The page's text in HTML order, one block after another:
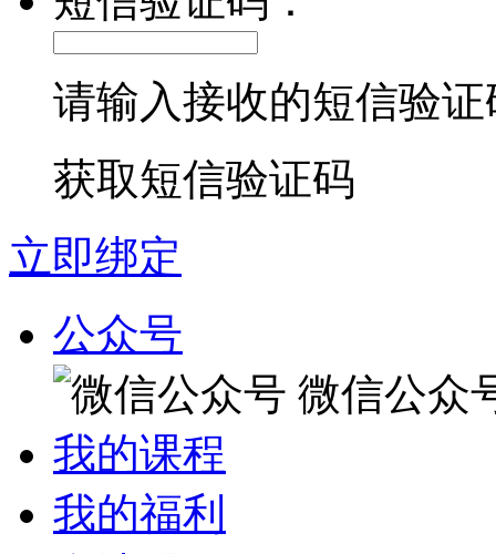
请输入接收的短信验证
获取短信验证码
立即绑定
公众号
微信公众
我的课程
我的福利